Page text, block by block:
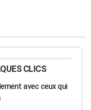
CLICS
avec ceux qui